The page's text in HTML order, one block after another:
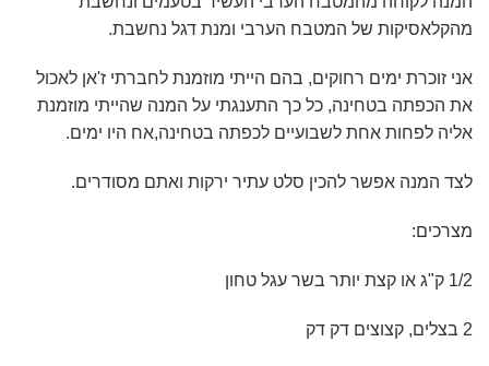
מהקלאסיקות של המטבח הערבי ומנת דגל נחשבת.
אני זוכרת ימים רחוקים, בהם הייתי מוזמנת לחברתי ז'אן לאכול
את הכפתה בטחינה, כל כך התענגתי על המנה שהייתי מוזמנת
אליה לפחות אחת לשבועיים לכפתה בטחינה,אח היו ימים.
לצד המנה אפשר להכין סלט עתיר ירקות ואתם מסודרים.
מצרכים:
1/2 ק"ג או קצת יותר בשר עגל טחון
2 בצלים, קצוצים דק דק